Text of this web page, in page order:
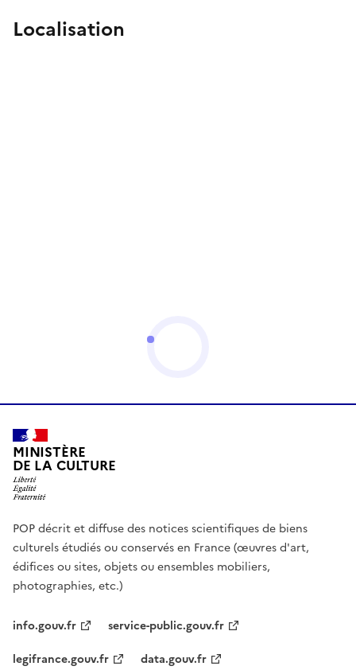
Localisation
MINISTÈRE
DE LA CULTURE
POP décrit et diffuse des notices scientifiques de biens
culturels étudiés ou conservés en France (œuvres d'art,
édifices ou sites, objets ou ensembles mobiliers,
photographies, etc.)
info.gouv.fr
service-public.gouv.fr
legifrance.gouv.fr
data.gouv.fr